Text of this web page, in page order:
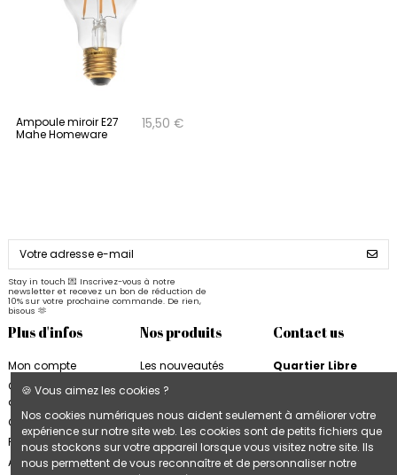
Ampoule miroir E27
Mahe Homeware
15,50 €
Stay in touch 💌 Inscrivez-vous à notre
newsletter et recevez un bon de réduction de
10% sur votre prochaine commande. De rien,
bisous 🫶
Plus d'infos
Mon compte
Conditions
d'utilisation
Contactez-nous
Plan du site
Accès B2B
Nos produits
Les nouveautés
Blocs & Plannings
Quartier Libre
Cartes & Affiches
Contact us
Quartier Libre
31000 Toulouse
France
+33 9 74 97 02 06
🍪 Vous aimez les cookies ?
Nos cookies numériques nous aident seulement à améliorer votre
expérience sur notre site web. Les cookies sont de petits fichiers que
nous stockons sur votre appareil lorsque vous visitez notre site. Ils
nous permettent de vous reconnaître et de personnaliser notre